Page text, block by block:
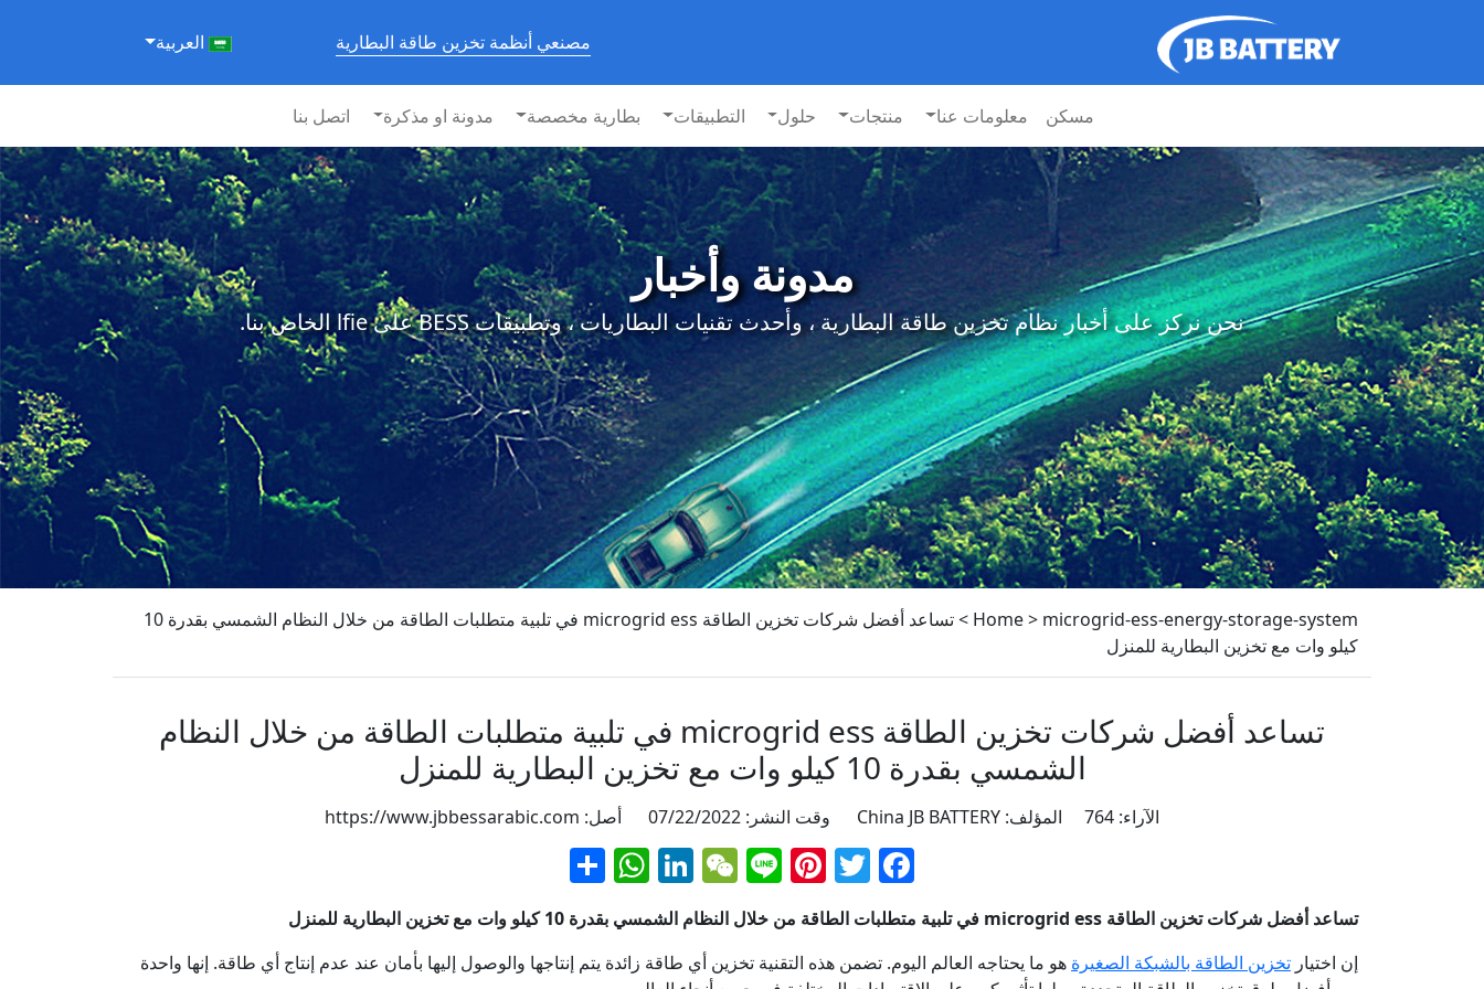
مصنعي أنظمة تخزين طاقة البطارية العربية
مسكن معلومات عنا منتجات حلول التطبيقات بطارية مخصصة مدونة او مذكرة اتصل بنا
مدونة وأخبار
نحن نركز على أخبار نظام تخزين طاقة البطارية ، وأحدث تقنيات البطاريات ، وتطبيقات BESS على lfie الخاص بنا.
Home> microgrid-ess-energy-storage-system
>
تساعد أفضل شركات تخزين الطاقة microgrid ess في تلبية متطلبات الطاقة من خلال النظام الشمسي بقدرة 10
كيلو وات مع تخزين البطارية للمنزل
تساعد أفضل شركات تخزين الطاقة microgrid ess في تلبية متطلبات الطاقة من خلال النظام
الشمسي بقدرة 10 كيلو وات مع تخزين البطارية للمنزل
الآراء: 764 المؤلف: China JB BATTERY وقت النشر: 07/22/2022 أصل: https://www.jbbessarabic.com
Facebook
Twitter
Pinterest
Line
WeChat
LinkedIn
WhatsApp
تساعد أفضل شركات تخزين الطاقة microgrid ess في تلبية متطلبات الطاقة من خلال النظام الشمسي بقدرة 10 كيلو وات مع تخزين البطارية للمنزل
إن اختيار تخزين الطاقة بالشبكة الصغيرة هو ما يحتاجه العالم اليوم. تضمن هذه التقنية تخزين أي طاقة زائدة يتم إنتاجها والوصول إليها بأمان عند عدم إنتاج أي طاقة. إنها واحدة